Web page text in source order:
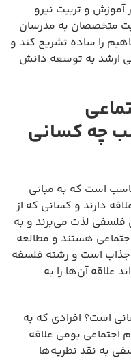
و تربیت نیرو
متخصصان به مدرسان
را ساده تشریح کند و
ارشد به توسعه دانش
چه کسانی
است که به مبانی
دارند و کسانی که از
فلسفی لذت می‌برند و به
هستند و مطالعه
جذاب است و رشته فلسفه
علاقه آن‌ها را به
است؟ افرادی که به
اجتماعی بومی علاقه
به نقد نظریه‌ها